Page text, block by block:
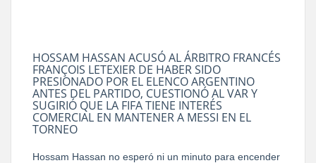
HOSSAM HASSAN ACUSÓ AL ÁRBITRO FRANCÉS
FRANÇOIS LETEXIER DE HABER SIDO
PRESIONADO POR EL ELENCO ARGENTINO
ANTES DEL PARTIDO, CUESTIONÓ AL VAR Y
SUGIRIÓ QUE LA FIFA TIENE INTERÉS
COMERCIAL EN MANTENER A MESSI EN EL
TORNEO
Hossam Hassan no esperó ni un minuto para encender